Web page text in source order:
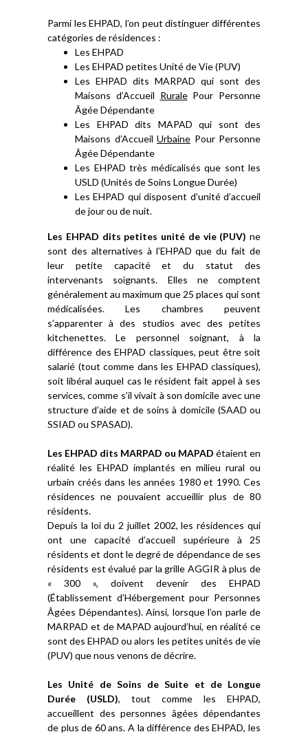
Parmi les EHPAD, l’on peut distinguer différentes
catégories de résidences :
Les EHPAD
Les EHPAD petites Unité de Vie (PUV)
Les EHPAD dits MARPAD qui sont des
Maisons d’Accueil RuralePour Personne
Âgée Dépendante
Les EHPAD dits MAPAD qui sont des
Maisons d’Accueil Urbaine Pour Personne
Âgée Dépendante
Les EHPAD très médicalisés que sont les
USLD (Unités de Soins Longue Durée)
Les EHPAD qui disposent d’unité d’accueil
de jour ou de nuit.
Les EHPAD dits petites unité de vie (PUV) ne
sont des alternatives à l’EHPAD que du fait de
leur petite capacité et du statut des
intervenants soignants. Elles ne comptent
généralement au maximum que 25 places qui sont
médicalisées. Les chambres peuvent
s’apparenter à des studios avec des petites
kitchenettes. Le personnel soignant, à la
différence des EHPAD classiques, peut être soit
salarié (tout comme dans les EHPAD classiques),
soit libéral auquel cas le résident fait appel à ses
services, comme s’il vivait à son domicile avec une
structure d’aide et de soins à domicile (SAAD ou
SSIAD ou SPASAD).
Les EHPAD dits MARPAD ou MAPAD étaient en
réalité les EHPAD implantés en milieu rural ou
urbain créés dans les années 1980 et 1990. Ces
résidences ne pouvaient accueillir plus de 80
résidents.
Depuis la loi du 2 juillet 2002, les résidences qui
ont une capacité d’accueil supérieure à 25
résidents et dont le degré de dépendance de ses
résidents est évalué par la grille AGGIR à plus de
« 300 », doivent devenir des EHPAD
(Établissement d’Hébergement pour Personnes
Âgées Dépendantes). Ainsi, lorsque l’on parle de
MARPAD et de MAPAD aujourd’hui, en réalité ce
sont des EHPAD ou alors les petites unités de vie
(PUV) que nous venons de décrire.
Les Unité de Soins de Suite et de Longue
Durée (USLD), tout comme les EHPAD,
accueillent des personnes âgées dépendantes
de plus de 60 ans. A la différence des EHPAD, les